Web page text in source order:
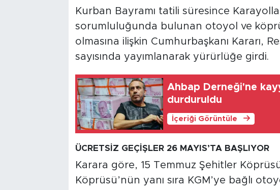
Kurban Bayramı tatili süresince
sorumluluğunda bulunan otoyol ve
olmasına ilişkin Cumhurbaşkanı Kararı,
sayısında yayımlanarak yürürlüğe girdi.
Ahbap Derneği'ne
durduruldu
İçeriği Görüntüle
ÜCRETSİZ GEÇİŞLER 26 MAYIS’TA BAŞLIYOR
Karara göre, 15 Temmuz Şehitler
Köprüsü’nün yanı sıra KGM’ye bağlı